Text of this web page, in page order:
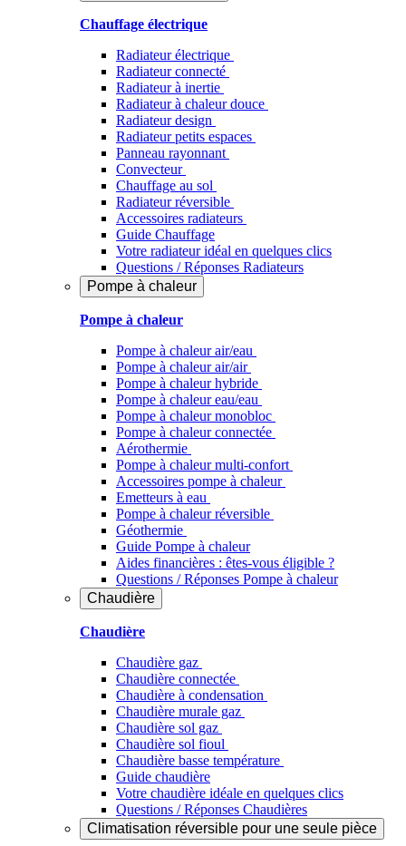
Chauffage électrique
Radiateur électrique
Radiateur connecté
Radiateur à inertie
Radiateur à chaleur douce
Radiateur design
Radiateur petits espaces
Panneau rayonnant
Convecteur
Chauffage au sol
Radiateur réversible
Accessoires radiateurs
Guide Chauffage
Votre radiateur idéal en quelques clics
Questions / Réponses Radiateurs
Pompe à chaleur
Pompe à chaleur
Pompe à chaleur air/eau
Pompe à chaleur air/air
Pompe à chaleur hybride
Pompe à chaleur​ eau/eau
Pompe à chaleur monobloc
Pompe à chaleur connectée
Aérothermie
Pompe à chaleur multi-confort
Accessoires pompe à chaleur
Emetteurs à eau
Pompe à chaleur réversible
Géothermie
Guide Pompe à chaleur
Aides financières : êtes-vous éligible ?
Questions / Réponses Pompe à chaleur
Chaudière
Chaudière
Chaudière gaz
Chaudière connectée
Chaudière à condensation
Chaudière murale gaz
Chaudière sol gaz
Chaudière sol fioul
Chaudière basse température
Guide chaudière
Votre chaudière idéale en quelques clics
Questions / Réponses Chaudières
Climatisation réversible pour une seule pièce